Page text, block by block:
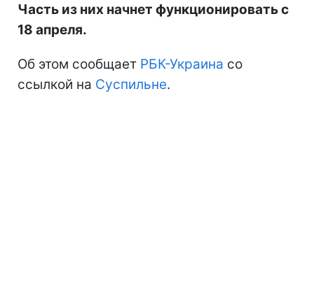
Часть из них начнет функционировать с
18 апреля.
Об этом сообщает РБК-Украина со
ссылкой на Суспильне.